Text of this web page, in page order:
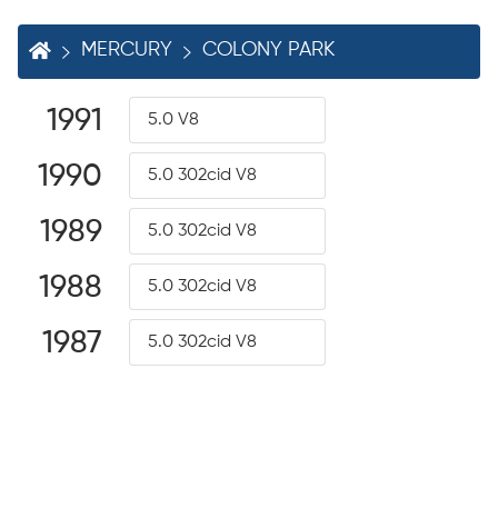
MERCURY COLONY PARK
1991 5.0 V8
1990 5.0 302cid V8
1989 5.0 302cid V8
1988 5.0 302cid V8
1987 5.0 302cid V8